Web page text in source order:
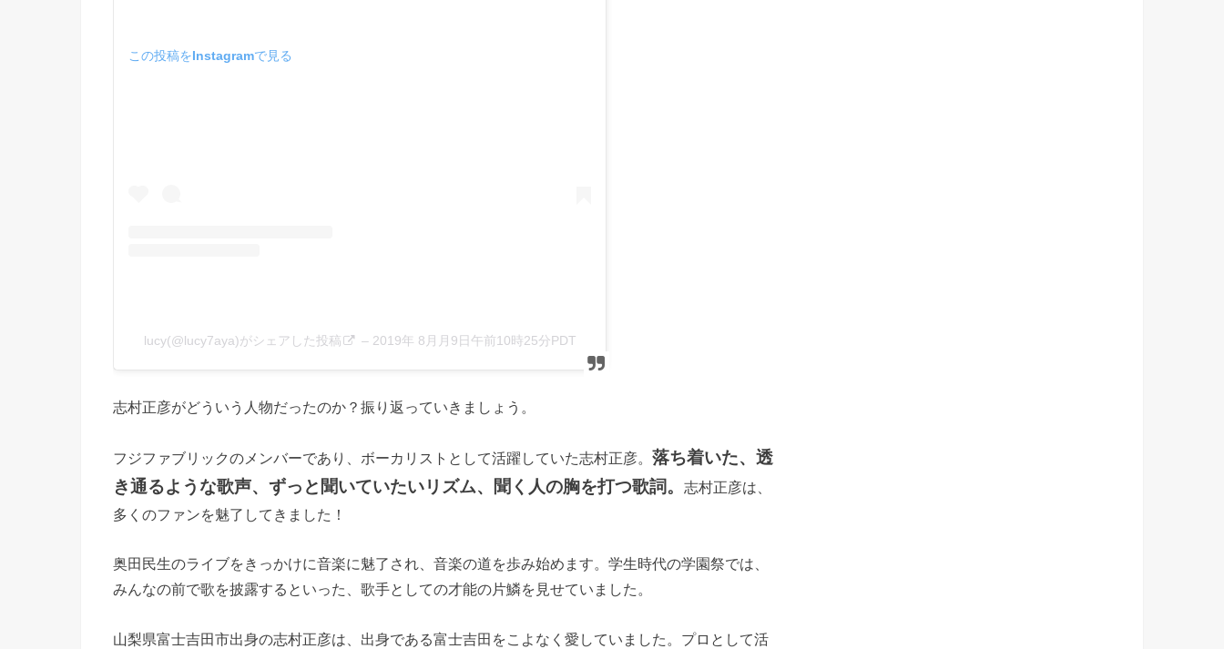
この投稿をInstagramで見る
lucy(@lucy7aya)がシェアした投稿 – 2019年 8月月9日午前10時25分PDT
志村正彦がどういう人物だったのか？振り返っていきましょう。
フジファブリックのメンバーであり、ボーカリストとして活躍していた志村正彦。 落ち着いた、透
き通るような歌声、ずっと聞いていたいリズム、聞く人の胸を打つ歌詞。 志村正彦は、
多くのファンを魅了してきました！
奥田民生のライブをきっかけに音楽に魅了され、音楽の道を歩み始めます。学生時代の学園祭では、
みんなの前で歌を披露するといった、歌手としての才能の片鱗を見せていました。
山梨県富士吉田市出身の志村正彦は、出身である富士吉田をこよなく愛していました。プロとして活